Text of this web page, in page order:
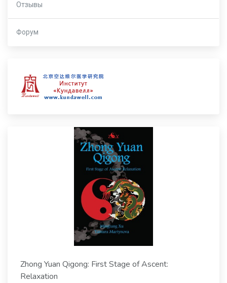
Отзывы
Форум
Zhong Yuan Qigong: First Stage of Ascent:
Relaxation